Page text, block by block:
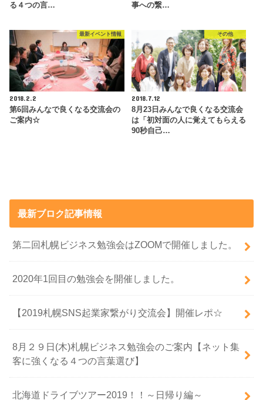
る４つの言…
事への繋…
最新イベント情報
2018.2.2
第6回みんなで良くなる交流会の
ご案内☆
その他
2018.7.12
8月23日みんなで良くなる交流会
は「初対面の人に覚えてもらえる
90秒自己…
最新ブロク記事情報
第二回札幌ビジネス勉強会はZOOMで開催しました。
2020年1回目の勉強会を開催しました。
【2019札幌SNS起業家繋がり交流会】開催レポ☆
8月２９日(木)札幌ビジネス勉強会のご案内【ネット集
客に強くなる４つの言葉選び】
北海道ドライブツアー2019！！～日帰り編～